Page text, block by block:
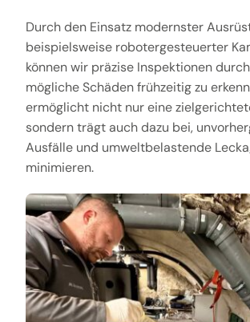
Durch den Einsatz modernster
beispielsweise robotergesteuerter
können wir präzise Inspektionen
mögliche Schäden frühzeitig zu
ermöglicht nicht nur eine
sondern trägt auch dazu bei,
Ausfälle und umweltbelastende
minimieren.